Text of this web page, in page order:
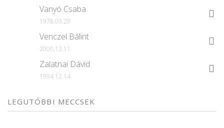
Vanyó Csaba
1978.03.29
Venczel Bálint
2000.12.11
Zalatnai Dávid
1994.12.14
LEGUTÓBBI MECCSEK